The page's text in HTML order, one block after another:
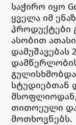
საჭირო იყო
ყველა იმ
პროდუქტები
ასობით
დამუშავებას
სტუდიებთან
თითოეული
მოთხოვნებს.